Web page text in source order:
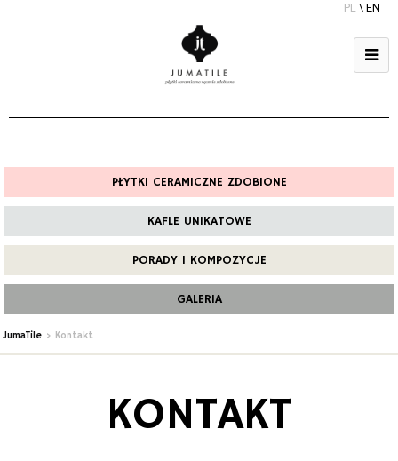
PL \ EN
PŁYTKI CERAMICZNE ZDOBIONE
KAFLE UNIKATOWE
PORADY I KOMPOZYCJE
GALERIA
JumaTile > Kontakt
KONTAKT